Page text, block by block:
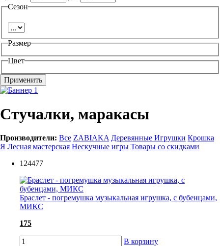
Сезон
Размер
Цвет
Стучалки, маракасы
Производители: Все ZABIAKA Деревянные Игрушки Крошка
Я Лесная мастерская Нескучные игры Товары со скидками
124477
Браслет - погремушка музыкальная игрушка, с бубенцами,
МИКС
175
В корзину